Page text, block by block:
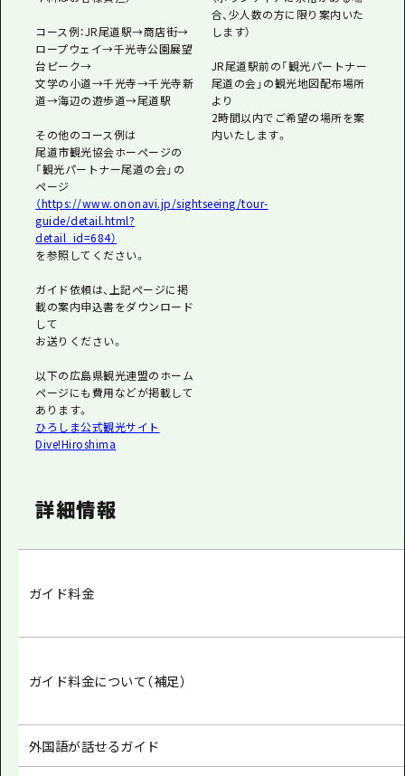
コース例：JR尾道駅→商店街→
ロープウェイ→千光寺公園展望
台ピーク→
文学の小道→千光寺→千光寺新
道→海辺の遊歩道→尾道駅
その他のコース例は
尾道市観光協会ホーページの
「観光パートナー尾道の会」の
ページ
（https://www.ononavi.jp/sightseeing/tour-
guide/detail.html?
detail_id=684）
を参照してください。
ガイド依頼は、上記ページに掲
載の案内申込書をダウンロード
して
お送りください。
以下の広島県観光連盟のホーム
ページにも費用などが掲載して
あります。
ひろしま公式観光サイト
Dive!Hiroshima
合、少人数の方に限り案内いた
します）
JR尾道駅前の「観光パートナー
尾道の会」の観光地図配布場所
より
2時間以内でご希望の場所を案
内いたします。
詳細情報
ガイド料金
ガイド料金について（補足）
外国語が話せるガイド